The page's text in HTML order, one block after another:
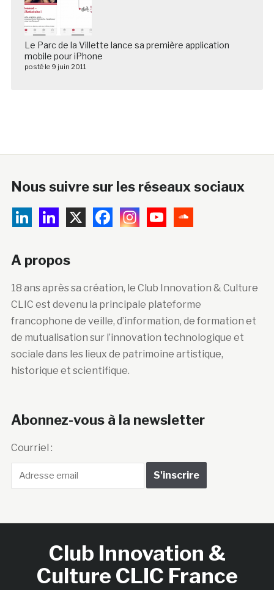
Le Parc de la Villette lance sa première application
mobile pour iPhone
posté le 9 juin 2011
Nous suivre sur les réseaux sociaux
A propos
18 ans après sa création, le Club Innovation & Culture
CLIC est devenu la principale plateforme
francophone de veille, d’information, de formation et
de mutualisation sur l’innovation technologique et
sociale dans les lieux de patrimoine artistique,
historique et scientifique.
Abonnez-vous à la newsletter
Courriel :
Club Innovation &
Culture CLIC France